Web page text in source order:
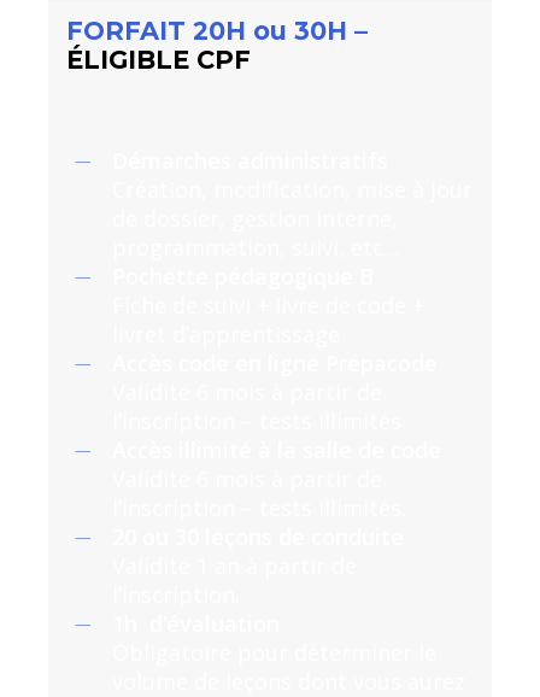
FORFAIT 20H ou 30H –
ÉLIGIBLE CPF